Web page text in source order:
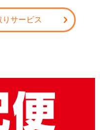
サービス